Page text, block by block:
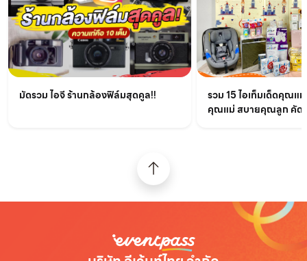
มัดรวม ไอจี ร้านกล้องฟิล์มสุดคูล!!
รวม 15 ไอเท็มเด็ดคุณแ
คุณแม่ สบายคุณลูก คัด